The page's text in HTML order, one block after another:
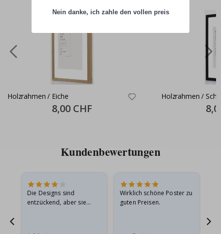
Holzrahmen / Eiche
Special
Price
8,00 CHF
Holzrahmen /
Price
Kundenbewertungen
Die Designs sind
entzückend, aber sie
Wirklich schöne Poster zu
guten Preisen.
Nein danke, ich zahle den vollen preis